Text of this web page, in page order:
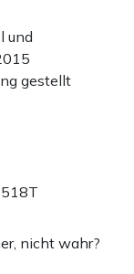
und
gestellt
518T
nicht wahr?